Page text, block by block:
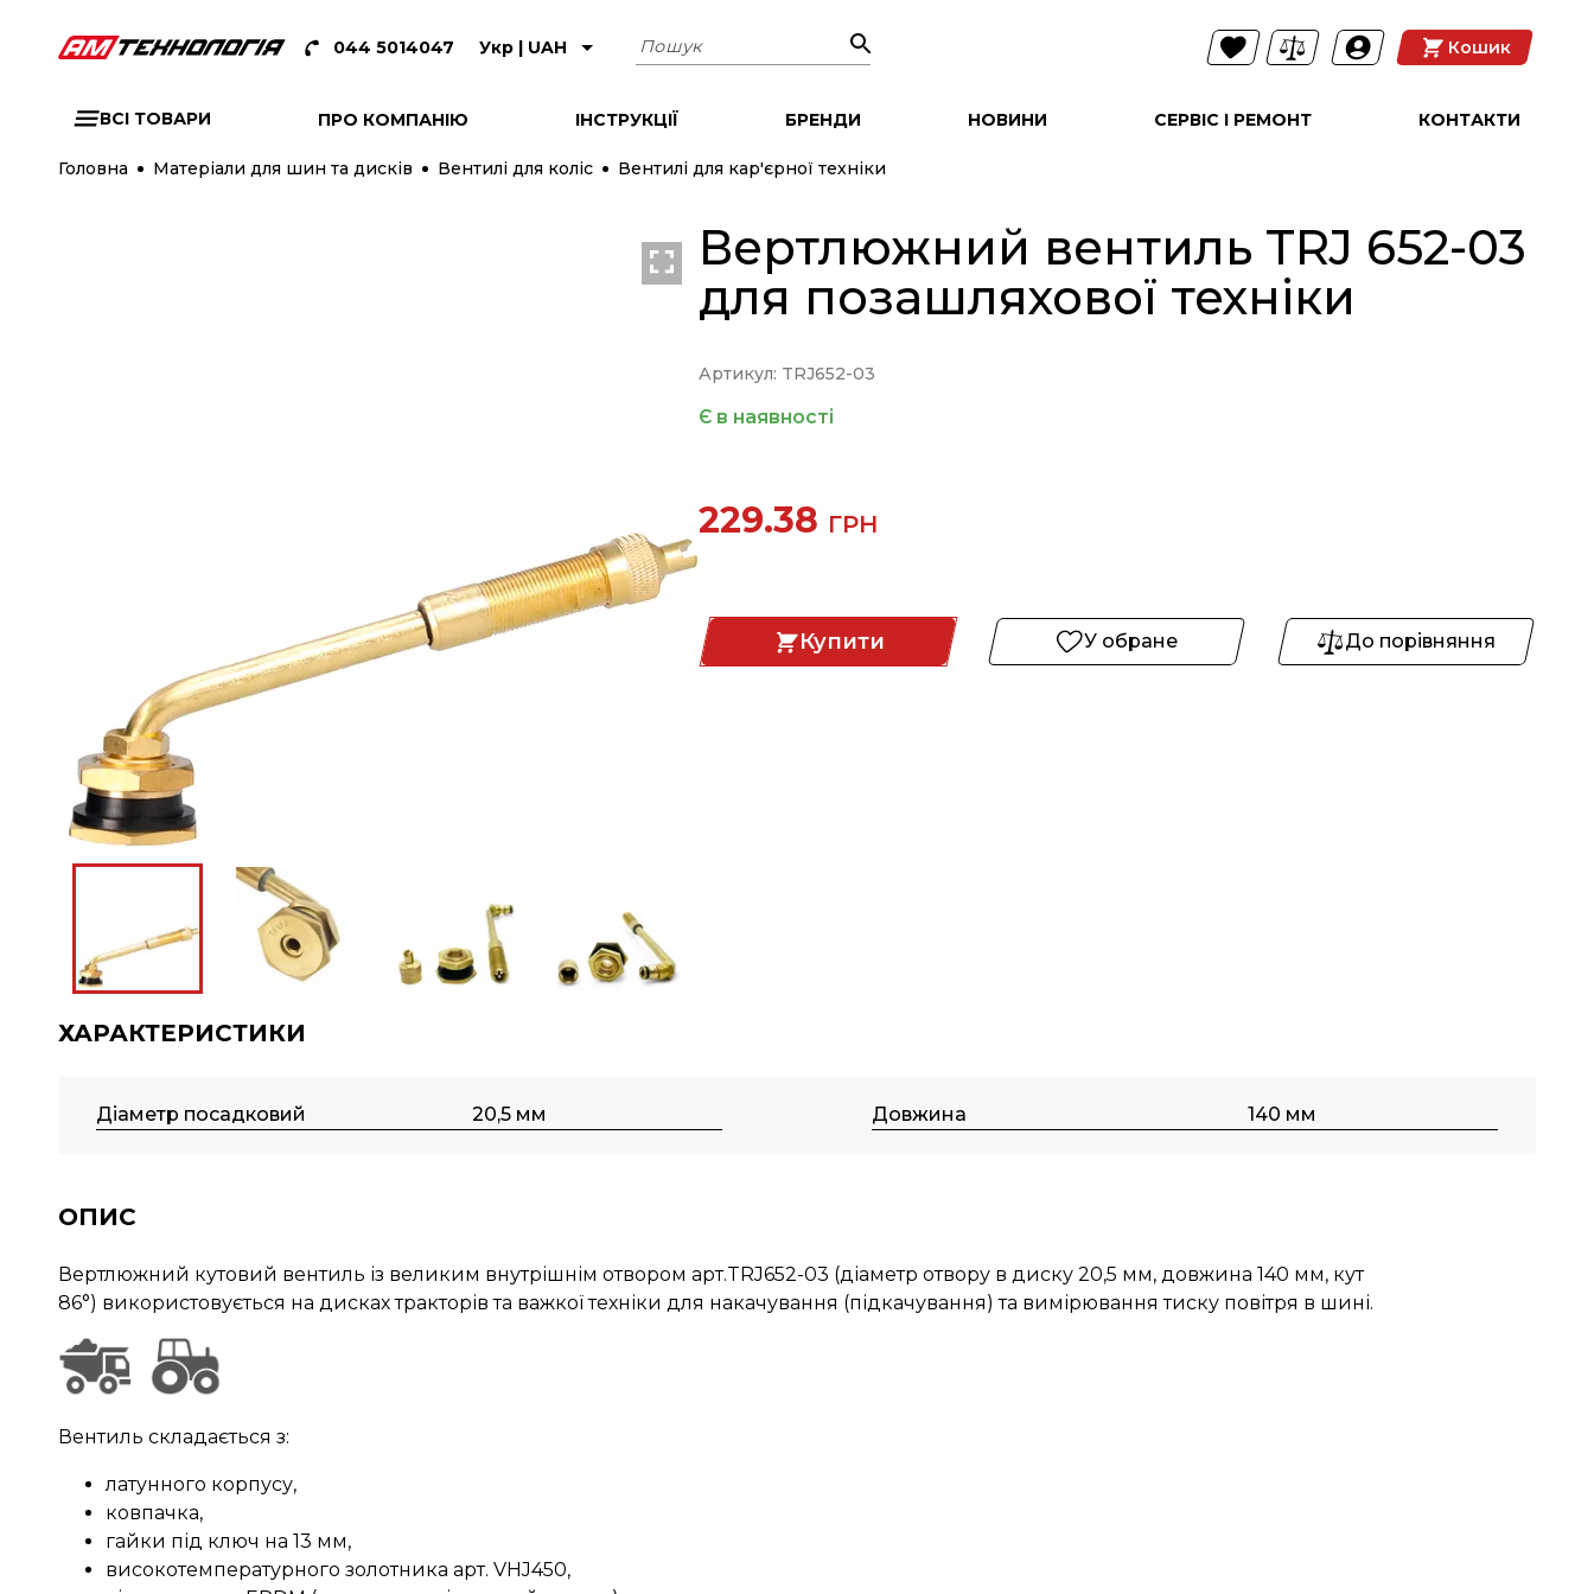
044 5014047 Укр | UAH Пошук Кошик
ВСІ ТОВАРИ ПРО КОМПАНІЮ ІНСТРУКЦІЇ БРЕНДИ НОВИНИ СЕРВІС І РЕМОНТ КОНТАКТИ
Головна Матеріали для шин та дисків Вентилі для коліс Вентилі для кар'єрної техніки
Вертлюжний вентиль TRJ 652-03
для позашляхової техніки
Артикул: TRJ652-03
Є в наявності
229.38 ГРН
Купити У обране До порівняння
ХАРАКТЕРИСТИКИ
Діаметр посадковий 20,5 мм Довжина 140 мм
ОПИС
Вертлюжний кутовий вентиль із великим внутрішнім отвором арт.TRJ652-03 (діаметр отвору в диску 20,5 мм, довжина 140 мм, кут
86°) використовується на дисках тракторів та важкої техніки для накачування (підкачування) та вимірювання тиску повітря в шині.
Вентиль складається з:
латунного корпусу,
ковпачка,
гайки під ключ на 13 мм,
високотемпературного золотника арт. VHJ450,